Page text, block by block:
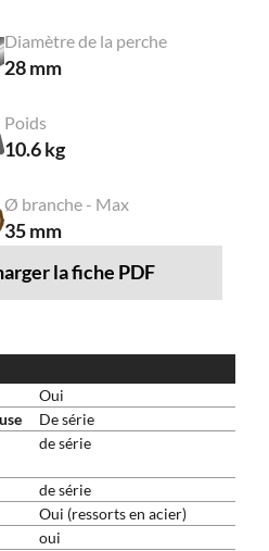
Diamètre de la perche
28 mm
Poids
10.6 kg
Ø branche - Max
35 mm
la fiche PDF
Oui
De série
de série
de série
Oui (ressorts en acier)
oui